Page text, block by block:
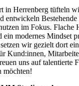
in Herrenberg tüfteln
entwickeln
im Fokus. Flache
modernes Mindset
wir gezielt dort
Kund:innen,
uns auf talentierte
möchten!